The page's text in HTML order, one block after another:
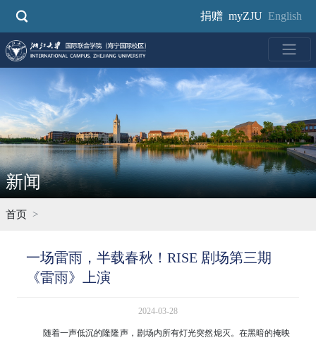
要
捐赠 myZJU English
新闻
首页
一场雷雨，半载春秋！RISE 剧场第三期
《雷雨》上演
2024-03-28
随着一声低沉的隆隆声，剧场内所有灯光突然熄灭。在黑暗的掩映